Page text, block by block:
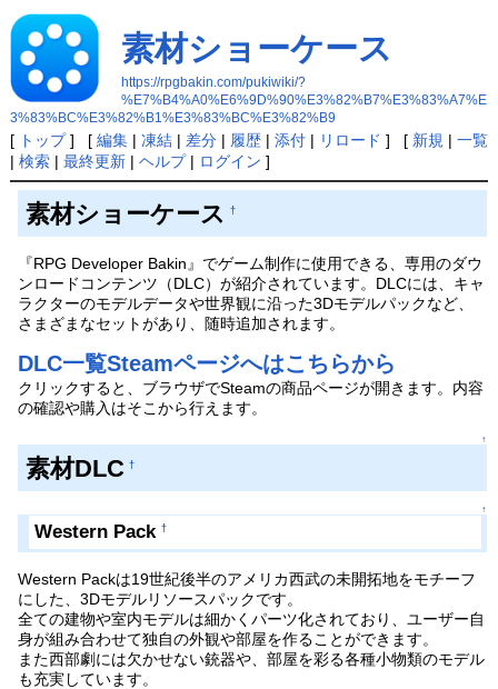
素材ショーケース
https://rpgbakin.com/pukiwiki/?
%E7%B4%A0%E6%9D%90%E3%82%B7%E3%83%A7%E
3%83%BC%E3%82%B1%E3%83%BC%E3%82%B9
[ トップ] [ 編集| 凍結| 差分| 履歴| 添付| リロード ] [ 新規 | 一覧
| 検索| 最終更新| ヘルプ| ログイン ]
素材ショーケース †
『RPG Developer Bakin』でゲーム制作に使用できる、専用のダウ
ンロードコンテンツ（DLC）が紹介されています。DLCには、キャ
ラクターのモデルデータや世界観に沿った3Dモデルパックなど、
さまざまなセットがあり、随時追加されます。
DLC一覧Steamページへはこちらから
クリックすると、ブラウザでSteamの商品ページが開きます。内容
の確認や購入はそこから行えます。
↑
素材DLC †
↑
Western Pack †
Western Packは19世紀後半のアメリカ西武の未開拓地をモチーフ
にした、3Dモデルリソースパックです。
全ての建物や室内モデルは細かくパーツ化されており、ユーザー自
身が組み合わせて独自の外観や部屋を作ることができます。
また西部劇には欠かせない銃器や、部屋を彩る各種小物類のモデル
も充実しています。